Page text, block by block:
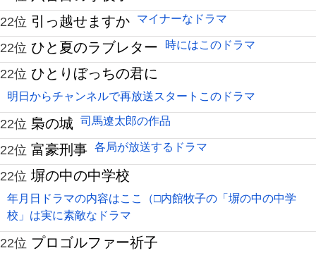
22位 引っ越せますか マイナーなドラマ
22位 ひと夏のラブレター 時にはこのドラマ
22位 ひとりぼっちの君に
明日からチャンネルで再放送スタートこのドラマ
22位 梟の城 司馬遼太郎の作品
22位 富豪刑事 各局が放送するドラマ
22位 塀の中の中学校
年月日ドラマの内容はここ（□内館牧子の「塀の中の中学
校」は実に素敵なドラマ
22位 プロゴルファー祈子